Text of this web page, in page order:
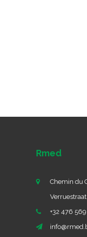
Rmed
Chemin du
+32 476